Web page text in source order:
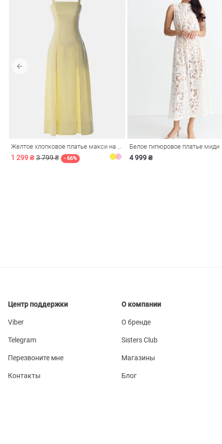
1 299 ₴ 3 799 ₴ - 66%
Белое гипюровое платье миди
4 999 ₴
Центр поддержки
Viber
Telegram
Перезвоните мне
Контакты
О компании
О бренде
Sisters Club
Магазины
Блог